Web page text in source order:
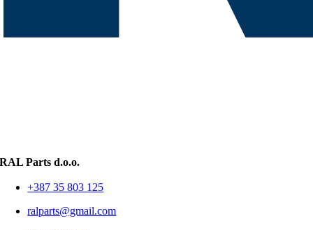
RAL Parts d.o.o.
+387 35 803 125
ralparts@gmail.com